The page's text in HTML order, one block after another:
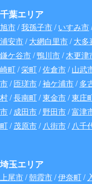
千葉エリア
旭市/我孫子市/いすみ市
浦安市/大網白里市/大多
鎌ケ谷市/鴨川市/木更津
崎町/栄町/佐倉市/山武
市/匝瑳市/袖ケ浦市/多
村/長南町/東金市/東庄
市/ 成田市/野田市/富津
町/茂原市/ 八街市/ 八千
埼玉エリア
上尾市/朝霞市/伊奈町/